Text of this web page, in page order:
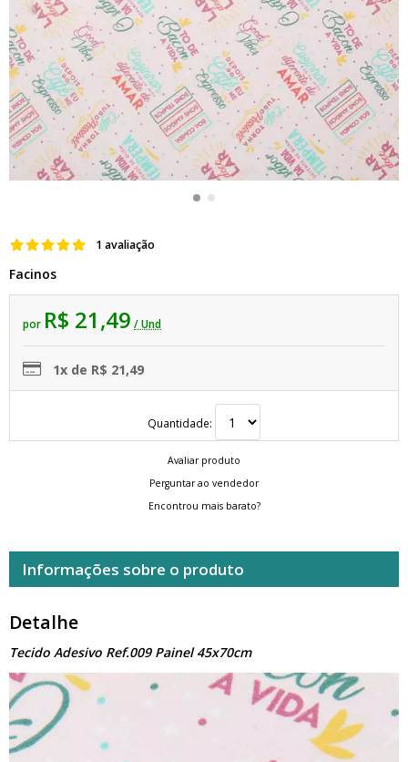
1 avaliação
Facinos
por R$ 21,49 / Und
1x de R$ 21,49
Quantidade:
Avaliar produto
Perguntar ao vendedor
Encontrou mais barato?
Informações sobre o produto
Detalhe
Tecido Adesivo Ref.009 Painel 45x70cm